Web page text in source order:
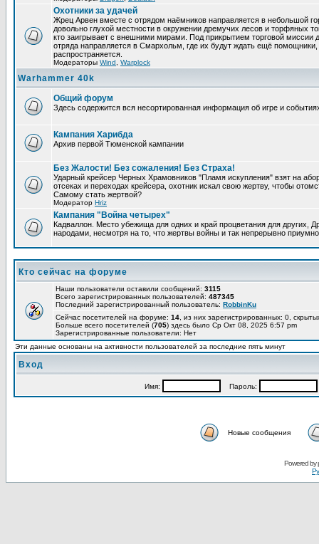
Охотники за удачей
Жрец Арвен вместе с отрядом наёмников направляется в небольшой
довольно глухой местности в окружении дремучих лесов и торфяных
кто заигрывает с внешними мирами. Под прикрытием торговой миссии
отряда направляется в Смархольм, где их будут ждать ещё
распространяется.
Модераторы Wind Warplock
Warhammer 40k
Общий форум
Здесь содержится вся несортированная информация об игре и
Кампания Харибда
Архив первой Тюменской кампании
Без Жалости! Без сожаления! Без Страха!
Ударный крейсер Черных Храмовников "Пламя искупления" взят на
отсеках и переходах крейсера, охотник искал свою жертву, чтобы
Самому стать жертвой?
Модератор Hriz
Кампания "Война четырех"
Кадваллон. Место убежища для одних и край процветания для других,
народами, несмотря на то, что жертвы войны и так непрерывно
Кто сейчас на форуме
Наши пользователи оставили сообщений: 3115
Всего зарегистрированных пользователей: 487345
Последний зарегистрированный пользователь: RobbinKu
Сейчас посетителей на форуме: 14 , из них зарегистрированных: 0,
Больше всего посетителей (705) здесь было Ср Окт 08, 2025 6:57 pm
Зарегистрированные пользователи: Нет
Эти данные основаны на активности пользователей за последние пять минут
Вход
Имя: Пароль:
Новые сообщения
Powered by